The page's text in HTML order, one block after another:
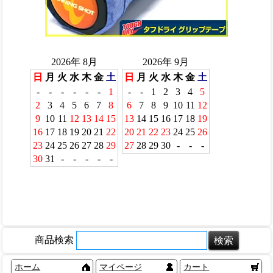
商品検索
ホーム マイページ カート